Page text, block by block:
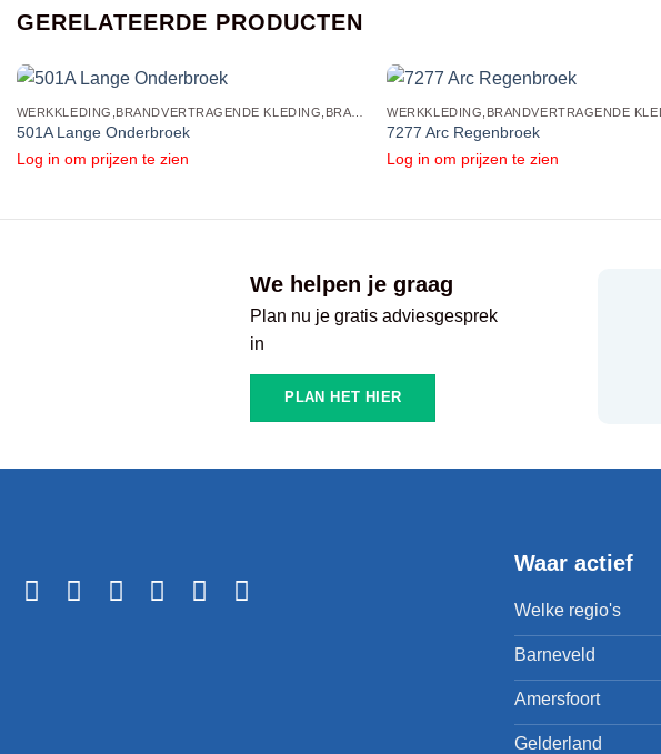
GERELATEERDE PRODUCTEN
501A Lange Onderbroek
Log in om prijzen te zien
7277 Arc Regenbroek
Log in om prijzen te zien
We helpen je graag
Plan nu je gratis adviesgesprek
in
PLAN HET HIER
Waar actief
Welke regio's
Barneveld
Amersfoort
Gelderland